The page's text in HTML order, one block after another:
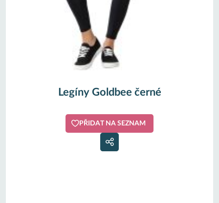
Legíny Goldbee černé
PŘIDAT NA SEZNAM